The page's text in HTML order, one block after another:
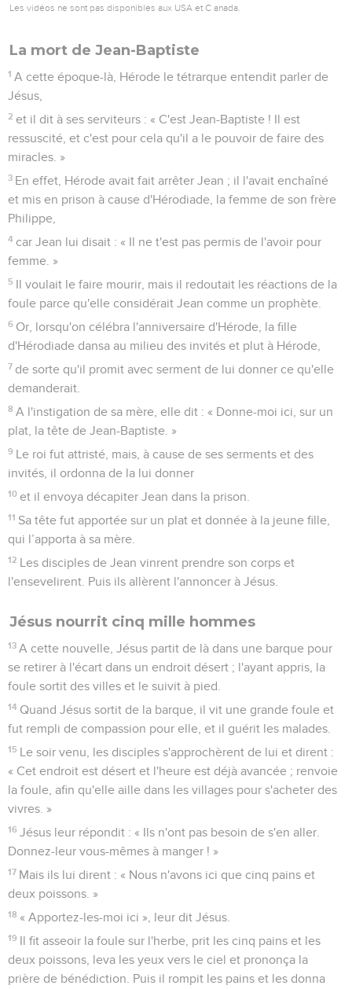
Les vidéos ne sont pas disponibles aux USA et C anada.
La mort de Jean-Baptiste
1 A cette époque-là, Hérode le tétrarque entendit parler de
Jésus,
2 et il dit à ses serviteurs : « C'est Jean-Baptiste ! Il est
ressuscité, et c'est pour cela qu'il a le pouvoir de faire des
miracles. »
3 En effet, Hérode avait fait arrêter Jean ; il l'avait enchaîné
et mis en prison à cause d'Hérodiade, la femme de son frère
Philippe,
4 car Jean lui disait : « Il ne t'est pas permis de l'avoir pour
femme. »
5 Il voulait le faire mourir, mais il redoutait les réactions de la
foule parce qu'elle considérait Jean comme un prophète.
6 Or, lorsqu'on célébra l'anniversaire d'Hérode, la fille
d'Hérodiade dansa au milieu des invités et plut à Hérode,
7 de sorte qu'il promit avec serment de lui donner ce qu'elle
demanderait.
8 A l'instigation de sa mère, elle dit : « Donne-moi ici, sur un
plat, la tête de Jean-Baptiste. »
9 Le roi fut attristé, mais, à cause de ses serments et des
invités, il ordonna de la lui donner
10 et il envoya décapiter Jean dans la prison.
11 Sa tête fut apportée sur un plat et donnée à la jeune fille,
qui l’apporta à sa mère.
12 Les disciples de Jean vinrent prendre son corps et
l'ensevelirent. Puis ils allèrent l'annoncer à Jésus.
Jésus nourrit cinq mille hommes
13 A cette nouvelle, Jésus partit de là dans une barque pour
se retirer à l'écart dans un endroit désert ; l'ayant appris, la
foule sortit des villes et le suivit à pied.
14 Quand Jésus sortit de la barque, il vit une grande foule et
fut rempli de compassion pour elle, et il guérit les malades.
15 Le soir venu, les disciples s'approchèrent de lui et dirent :
« Cet endroit est désert et l'heure est déjà avancée ; renvoie
la foule, afin qu'elle aille dans les villages pour s'acheter des
vivres. »
16 Jésus leur répondit : « Ils n'ont pas besoin de s'en aller.
Donnez-leur vous-mêmes à manger ! »
17 Mais ils lui dirent : « Nous n'avons ici que cinq pains et
deux poissons. »
18 « Apportez-les-moi ici », leur dit Jésus.
19 Il fit asseoir la foule sur l'herbe, prit les cinq pains et les
deux poissons, leva les yeux vers le ciel et prononça la
prière de bénédiction. Puis il rompit les pains et les donna